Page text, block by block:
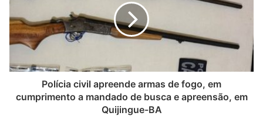
Polícia civil apreende armas de fogo, em
cumprimento a mandado de busca e apreensão, em
Quijingue-BA